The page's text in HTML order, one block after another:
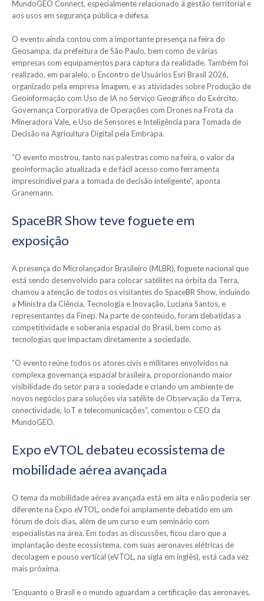
MundoGEO Connect, especialmente relacionado à gestão territorial e
aos usos em segurança pública e defesa.
O evento ainda contou com a importante presença na feira do
Geosampa, da prefeitura de São Paulo, bem como de várias
empresas com equipamentos para captura da realidade. Também foi
realizado, em paralelo, o Encontro de Usuários Esri Brasil 2026,
organizado pela empresa Imagem, e as atividades sobre Produção de
Geoinformação com Uso de IA no Serviço Geográfico do Exército,
Governança Corporativa de Operações com Drones na Frota da
Mineradora Vale, e Uso de Sensores e Inteligência para Tomada de
Decisão na Agricultura Digital pela Embrapa.
“O evento mostrou, tanto nas palestras como na feira, o valor da
geoinformação atualizada e de fácil acesso como ferramenta
imprescindível para a tomada de decisão inteligente”, aponta
Granemann.
SpaceBR Show teve foguete em
exposição
A presença do Microlançador Brasileiro (MLBR), foguete nacional que
está sendo desenvolvido para colocar satélites na órbita da Terra,
chamou a atenção de todos os visitantes do SpaceBR Show, incluindo
a Ministra da Ciência, Tecnologia e Inovação, Luciana Santos, e
representantes da Finep. Na parte de conteúdo, foram debatidas a
competitividade e soberania espacial do Brasil, bem como as
tecnologias que impactam diretamente a sociedade.
“O evento reúne todos os atores civis e militares envolvidos na
complexa governança espacial brasileira, proporcionando maior
visibilidade do setor para a sociedade e criando um ambiente de
novos negócios para soluções via satélite de Observação da Terra,
conectividade, IoT e telecomunicações”, comentou o CEO da
MundoGEO.
Expo eVTOL debateu ecossistema de
mobilidade aérea avançada
O tema da mobilidade aérea avançada está em alta e não poderia ser
diferente na Expo eVTOL, onde foi amplamente debatido em um
fórum de dois dias, além de um curso e um seminário com
especialistas na área. Em todas as discussões, ficou claro que a
implantação deste ecossistema, com suas aeronaves elétricas de
decolagem e pouso vertical (eVTOL, na sigla em inglês), está cada vez
mais próxima.
“Enquanto o Brasil e o mundo aguardam a certificação das aeronaves,